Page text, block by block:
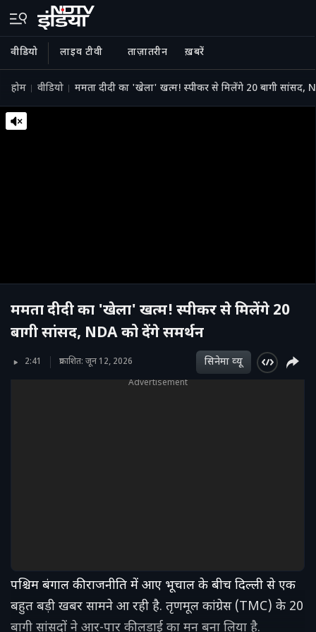
वीडियो लाइव टीवी ताज़ातरीन ख़बरें
होम वीडियो ममता दीदी का 'खेला' खत्म! स्पीकर से मिलेंगे 20 बागी सांसद,
ममता दीदी का 'खेला' खत्म! स्पीकर से मिलेंगे 20
बागी सांसद, NDA को देंगे समर्थन
2:41 प्रकाशित: जून 12, 2026 सिनेमा व्‍यू
Advertisement
पश्चिम बंगाल की राजनीति में आए भूचाल के बीच दिल्ली से एक
बहुत बड़ी खबर सामने आ रही है. तृणमूल कांग्रेस (TMC) के 20
बागी सांसदों ने आर-पार की लड़ाई का मन बना लिया है.